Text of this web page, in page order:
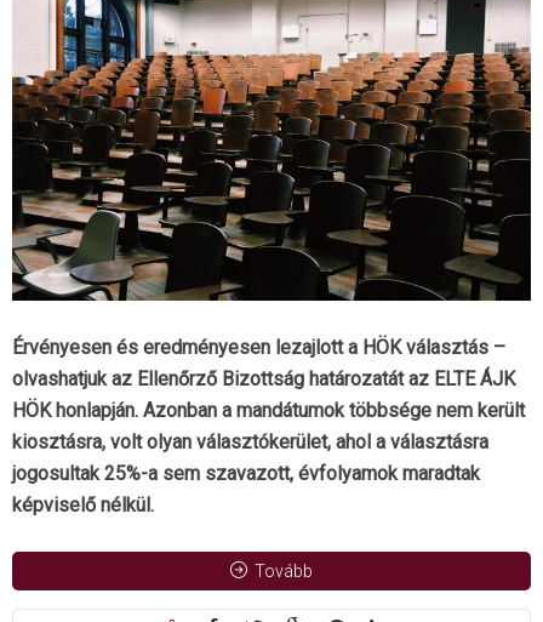
Érvényesen és eredményesen lezajlott a HÖK választás –
olvashatjuk az Ellenőrző Bizottság határozatát az ELTE ÁJK
HÖK honlapján. Azonban a mandátumok többsége nem került
kiosztásra, volt olyan választókerület, ahol a választásra
jogosultak 25%-a sem szavazott, évfolyamok maradtak
képviselő nélkül.
Tovább